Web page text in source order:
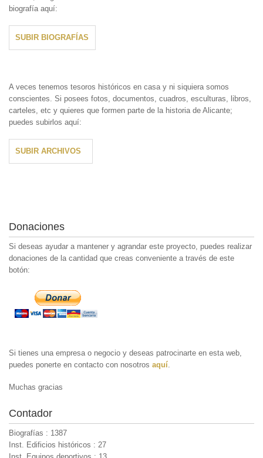
biografía aquí:
SUBIR BIOGRAFÍAS
A veces tenemos tesoros históricos en casa y ni siquiera somos
conscientes. Si posees fotos, documentos, cuadros, esculturas, libros,
carteles, etc y quieres que formen parte de la historia de Alicante;
puedes subirlos aquí:
SUBIR ARCHIVOS
Donaciones
Si deseas ayudar a mantener y agrandar este proyecto, puedes realizar
donaciones de la cantidad que creas conveniente a través de este
botón:
Si tienes una empresa o negocio y deseas patrocinarte en esta web,
puedes ponerte en contacto con nosotros aquí
Muchas gracias
Contador
Biografías : 1387
Inst. Edificios históricos : 27